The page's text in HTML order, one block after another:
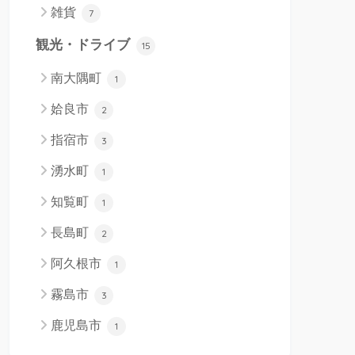
雑貨 7
観光・ドライブ 15
南大隅町 1
姶良市 2
指宿市 3
湧水町 1
知覧町 1
長島町 2
阿久根市 1
霧島市 3
鹿児島市 1